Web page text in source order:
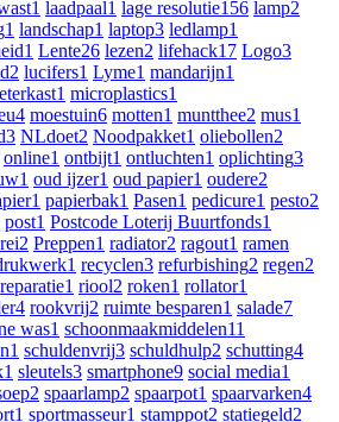
1 laadpaal1 lage resolutie156 lamp2
1 landschap1 laptop3 ledlamp1
1 Lente26 lezen2 lifehack17 Logo3
2 lucifers1 Lyme1 mandarijn1
1 microplastics1
4 moestuin6 motten1 muntthee2 mus1
3 NLdoet2 Noodpakket1 oliebollen2
online1 ontbijt1 ontluchten1 oplichting3
1 oud ijzer1 oud papier1 oudere2
1 papierbak1 Pasen1 pedicure1 pesto2
post1 Postcode Loterij Buurtfonds1
2 Preppen1 radiator2 ragout1 ramen
1 recyclen3 refurbishing2 regen2
reparatie1 riool2 roken1 rollator1
4 rookvrij2 ruimte besparen1 salade7
was1 schoonmaakmiddelen11
1 schuldenvrij3 schuldhulp2 schutting4
1 sleutels3 smartphone9 social media1
2 spaarlamp2 spaarpot1 spaarvarken4
1 sportmasseur1 stamppot2 statiegeld2